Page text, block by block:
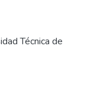
Técnica de